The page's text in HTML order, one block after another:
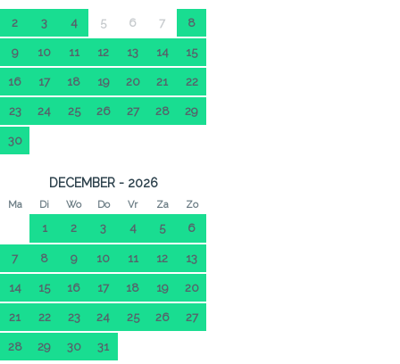
2 3 4 5 6 7 8
9 10 11 12 13 14 15
16 17 18 19 20 21 22
23 24 25 26 27 28 29
30
DECEMBER - 2026
Ma Di Wo Do Vr Za Zo
1 2 3 4 5 6
7 8 9 10 11 12 13
14 15 16 17 18 19 20
21 22 23 24 25 26 27
28 29 30 31